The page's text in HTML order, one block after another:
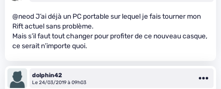
@neod J’ai déjà un PC portable sur lequel je fais tourner mon
Rift actuel sans problème.
Mais s’il faut tout changer pour profiter de ce nouveau casque,
ce serait n’importe quoi.
dolphin42
Le 24/03/2019 à 09h03